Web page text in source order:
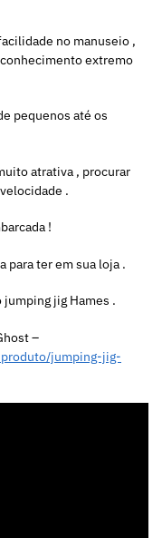
no manuseio ,
extremo
pequenos até os
atrativa , procurar
.
!
para ter em sua loja .
jig Hames .
–
jumping-jig-